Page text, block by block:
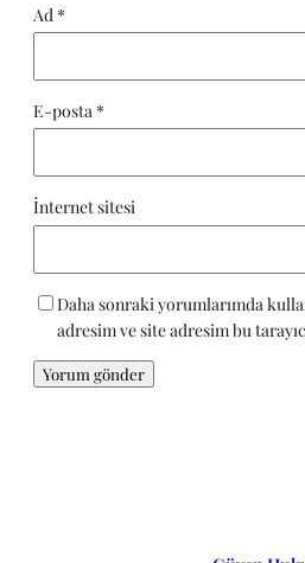
Ad *
E-posta *
İnternet sitesi
Daha sonraki yorumlarımda
adresim ve site adresim bu